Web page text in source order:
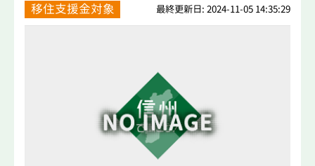
移住支援金対象 最終更新日: 2024-11-05 14:35:29